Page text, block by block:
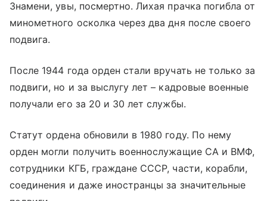
Знамени, увы, посмертно. Лихая прачка погибла от
минометного осколка через два дня после своего
подвига.
После 1944 года орден стали вручать не только за
подвиги, но и за выслугу лет – кадровые военные
получали его за 20 и 30 лет службы.
Статут ордена обновили в 1980 году. По нему
орден могли получить военнослужащие СА и ВМФ,
сотрудники КГБ, граждане СССР, части, корабли,
соединения и даже иностранцы за значительные